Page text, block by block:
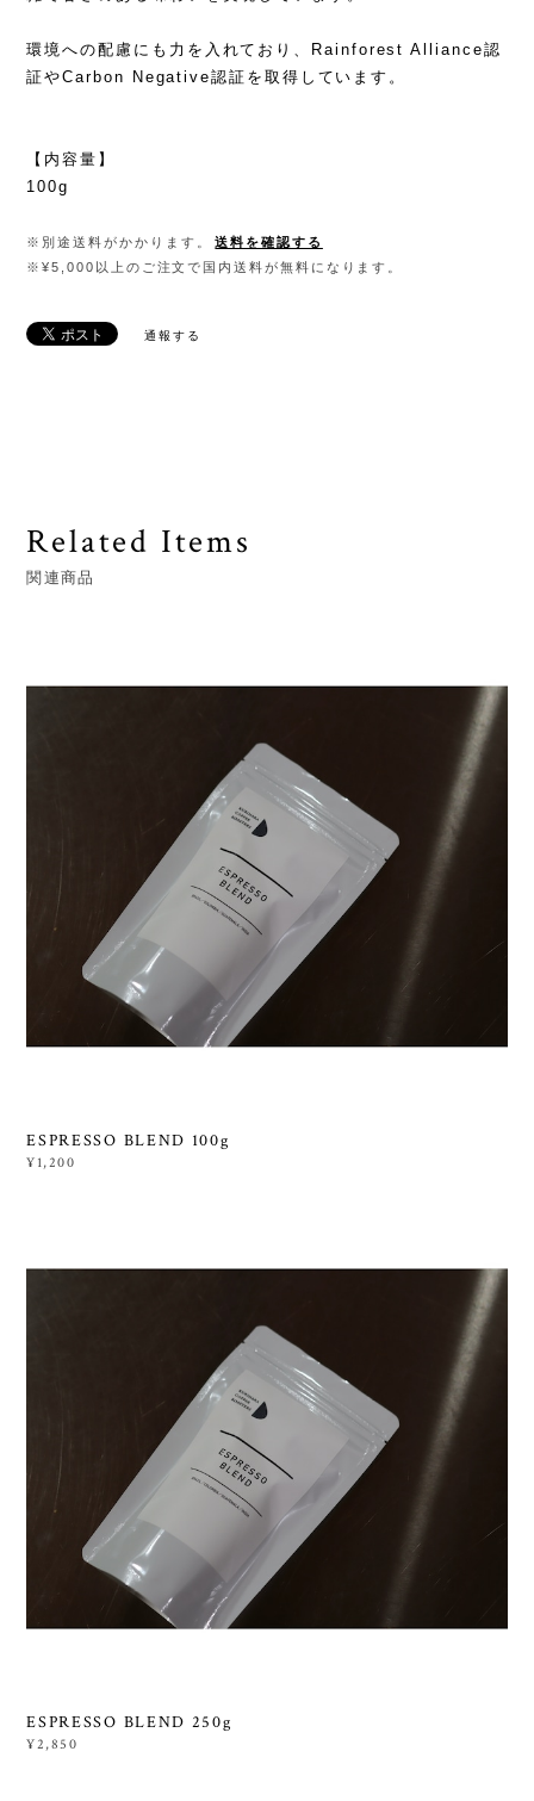
環境への配慮にも力を入れており、Rainforest Alliance認
証やCarbon Negative認証を取得しています。
【内容量】
100g
※別途送料がかかります。
送料を確認する
※¥5,000以上のご注文で国内送料が無料になります。
通報する
Related Items
関連商品
ESPRESSO BLEND 100g
¥1,200
ESPRESSO BLEND 250g
¥2,850